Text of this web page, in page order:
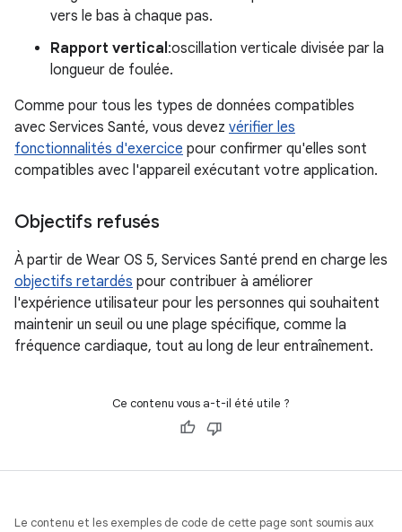
vers le bas à chaque pas.
Rapport vertical:oscillation verticale divisée par la
longueur de foulée.
Comme pour tous les types de données compatibles
avec Services Santé, vous devez vérifier les
fonctionnalités d'exercice pour confirmer qu'elles sont
compatibles avec l'appareil exécutant votre application.
Objectifs refusés
À partir de Wear OS 5, Services Santé prend en charge les
objectifs retardés pour contribuer à améliorer
l'expérience utilisateur pour les personnes qui souhaitent
maintenir un seuil ou une plage spécifique, comme la
fréquence cardiaque, tout au long de leur entraînement.
Ce contenu vous a-t-il été utile ?
Le contenu et les exemples de code de cette page sont soumis aux